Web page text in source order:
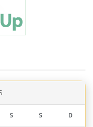
S S D